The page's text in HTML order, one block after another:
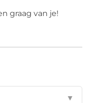
graag van je!
▼